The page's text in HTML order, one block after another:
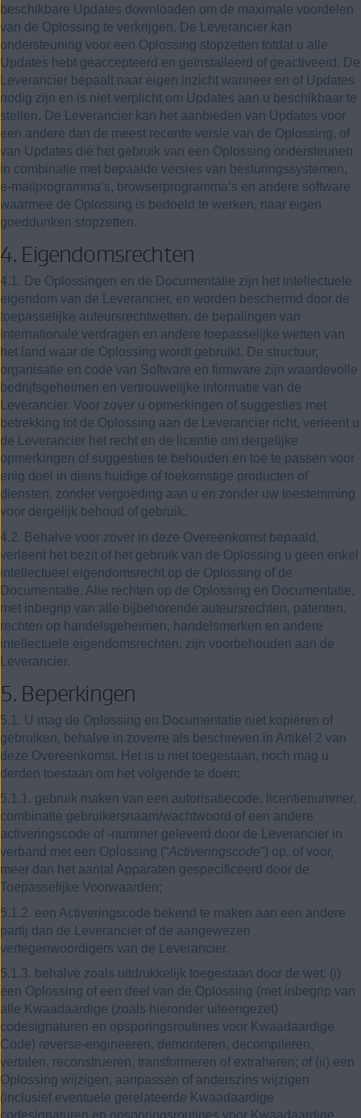
beschikbare Updates downloaden om de maximale voordelen
van de Oplossing te verkrijgen. De Leverancier kan
ondersteuning voor een Oplossing stopzetten totdat u alle
Updates hebt geaccepteerd en geïnstalleerd of geactiveerd. De
Leverancier bepaalt naar eigen inzicht wanneer en of Updates
nodig zijn en is niet verplicht om Updates aan u beschikbaar te
stellen. De Leverancier kan het aanbieden van Updates voor
een andere dan de meest recente versie van de Oplossing, of
van Updates die het gebruik van een Oplossing ondersteunen
in combinatie met bepaalde versies van besturingssystemen,
e-mailprogramma’s, browserprogramma’s en andere software
waarmee de Oplossing is bedoeld te werken, naar eigen
goeddunken stopzetten.
4. Eigendomsrechten
4.1. De Oplossingen en de Documentatie zijn het intellectuele
eigendom van de Leverancier, en worden beschermd door de
toepasselijke auteursrechtwetten, de bepalingen van
internationale verdragen en andere toepasselijke wetten van
het land waar de Oplossing wordt gebruikt. De structuur,
organisatie en code van Software en firmware zijn waardevolle
bedrijfsgeheimen en vertrouwelijke informatie van de
Leverancier. Voor zover u opmerkingen of suggesties met
betrekking tot de Oplossing aan de Leverancier richt, verleent u
de Leverancier het recht en de licentie om dergelijke
opmerkingen of suggesties te behouden en toe te passen voor
enig doel in diens huidige of toekomstige producten of
diensten, zonder vergoeding aan u en zonder uw toestemming
voor dergelijk behoud of gebruik.
4.2. Behalve voor zover in deze Overeenkomst bepaald,
verleent het bezit of het gebruik van de Oplossing u geen enkel
intellectueel eigendomsrecht op de Oplossing of de
Documentatie. Alle rechten op de Oplossing en Documentatie,
met inbegrip van alle bijbehorende auteursrechten, patenten,
rechten op handelsgeheimen, handelsmerken en andere
intellectuele eigendomsrechten, zijn voorbehouden aan de
Leverancier.
5. Beperkingen
5.1. U mag de Oplossing en Documentatie niet kopiëren of
gebruiken, behalve in zoverre als beschreven in Artikel 2 van
deze Overeenkomst. Het is u niet toegestaan, noch mag u
derden toestaan om het volgende te doen:
5.1.1. gebruik maken van een autorisatiecode, licentienummer,
combinatie gebruikersnaam/wachtwoord of een andere
activeringscode of -nummer geleverd door de Leverancier in
verband met een Oplossing (“Activeringscode”) op, of voor,
meer dan het aantal Apparaten gespecificeerd door de
Toepasselijke Voorwaarden;
5.1.2. een Activeringscode bekend te maken aan een andere
partij dan de Leverancier of de aangewezen
vertegenwoordigers van de Leverancier.
5.1.3. behalve zoals uitdrukkelijk toegestaan ​​door de wet: (i)
een Oplossing of een deel van de Oplossing (met inbegrip van
alle Kwaadaardige (zoals hieronder uiteengezet)
codesignaturen en opsporingsroutines voor Kwaadaardige
Code) reverse-engineeren, demonteren, decompileren,
vertalen, reconstrueren, transformeren of extraheren; of (ii) een
Oplossing wijzigen, aanpassen of anderszins wijzigen
(inclusief eventuele gerelateerde Kwaadaardige